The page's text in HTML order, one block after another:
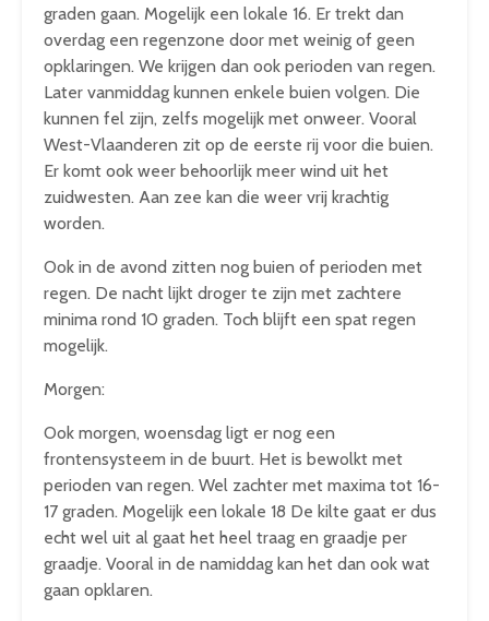
graden gaan. Mogelijk een lokale 16. Er trekt dan
overdag een regenzone door met weinig of geen
opklaringen. We krijgen dan ook perioden van regen.
Later vanmiddag kunnen enkele buien volgen. Die
kunnen fel zijn, zelfs mogelijk met onweer. Vooral
West-Vlaanderen zit op de eerste rij voor die buien.
Er komt ook weer behoorlijk meer wind uit het
zuidwesten. Aan zee kan die weer vrij krachtig
worden.
Ook in de avond zitten nog buien of perioden met
regen. De nacht lijkt droger te zijn met zachtere
minima rond 10 graden. Toch blijft een spat regen
mogelijk.
Morgen:
Ook morgen, woensdag ligt er nog een
frontensysteem in de buurt. Het is bewolkt met
perioden van regen. Wel zachter met maxima tot 16-
17 graden. Mogelijk een lokale 18 De kilte gaat er dus
echt wel uit al gaat het heel traag en graadje per
graadje. Vooral in de namiddag kan het dan ook wat
gaan opklaren.